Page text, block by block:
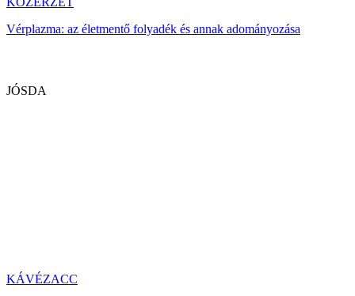
Vérplazma: az életmentő folyadék és annak adományozása
JÓSDA
KÁVÉZACC